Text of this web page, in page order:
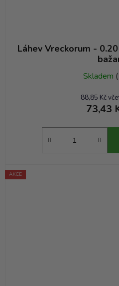
Láhev Vreckorum -
Skladem
88,85 Kč
73,43
AKCE